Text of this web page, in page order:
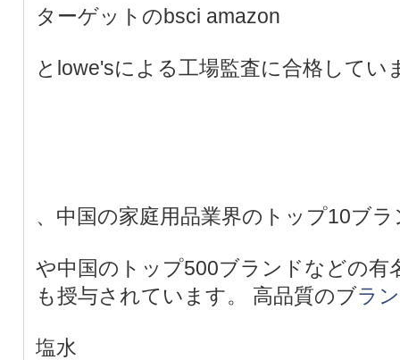
ターゲットのbsci amazon
とlowe'sによる工場監査に合格してい
、中国の家庭用品業界のトップ10ブラ
や中国のトップ500ブランドなどの有
も授与されています。 高品質のブラ
塩水